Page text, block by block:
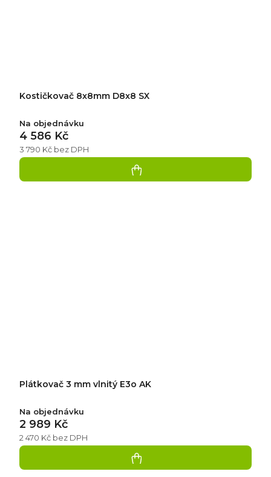
Kostičkovač 8x8mm D8x8 SX
Na objednávku
3 790 Kč bez DPH
4 586 Kč
Plátkovač 3 mm vlnitý E3o AK
Na objednávku
2 470 Kč bez DPH
2 989 Kč